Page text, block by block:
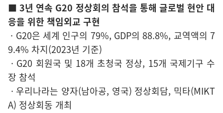
■ 3년 연속 G20 정상회의 참석을 통해 글로벌 현안 대
응을 위한 책임외교 구현
· G20은 세계 인구의 79%, GDP의 88.8%, 교역액의 7
9.4% 차지(2023년 기준)
· G20 회원국 및 18개 초청국 정상, 15개 국제기구 수
장 참석
· 우리나라는 양자(남아공, 영국) 정상회담, 믹타(MIKT
A) 정상회동 개최